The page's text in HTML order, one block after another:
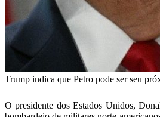
Trump indica que Petro pode ser seu
O presidente dos Estados Unidos,